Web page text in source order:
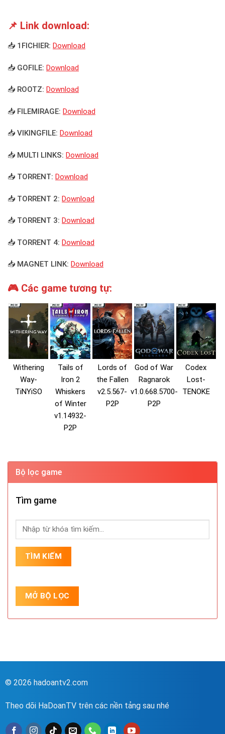
📌 Link download:
📥 1FICHIER: Download
📥 GOFILE: Download
📥 ROOTZ: Download
📥 FILEMIRAGE: Download
📥 VIKINGFILE: Download
📥 MULTI LINKS: Download
📥 TORRENT: Download
📥 TORRENT 2: Download
📥 TORRENT 3: Download
📥 TORRENT 4: Download
📥 MAGNET LINK: Download
🎮 Các game tương tự:
Withering
Way-
TiNYiSO
Tails of
Iron 2
Whiskers
of Winter
v1.14932-
P2P
Lords of
the Fallen
v2.5.567-
P2P
God of War
Ragnarok
v1.0.668.5700-
P2P
Codex
Lost-
TENOKE
Bộ lọc game
Tìm game
© 2026 hadoantv2.com
Theo dõi HaDoanTV trên các nền tảng sau nhé